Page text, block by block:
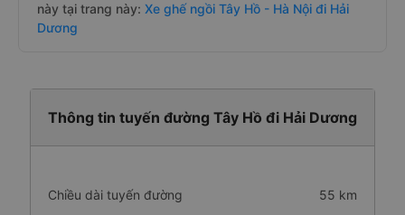
này tại trang này: Xe ghế ngồi Tây Hồ - Hà Nội đi Hải
Dương
Thông tin tuyến đường Tây Hồ đi Hải Dương
Chiều dài tuyến đường 55 km